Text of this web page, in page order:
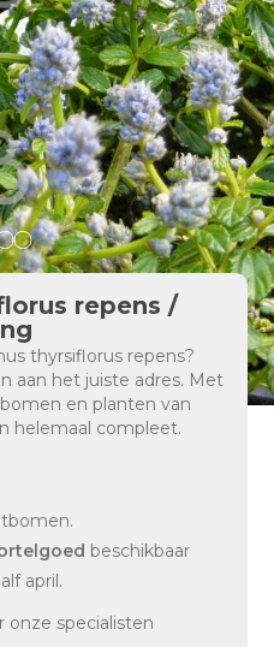
repens /
thyrsiflorus repens?
aan het juiste adres. Met
en planten van
helemaal compleet.
beschikbaar
april.
onze specialisten